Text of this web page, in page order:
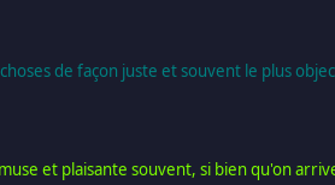
de façon juste et souvent le plus
et plaisante souvent, si bien qu'on